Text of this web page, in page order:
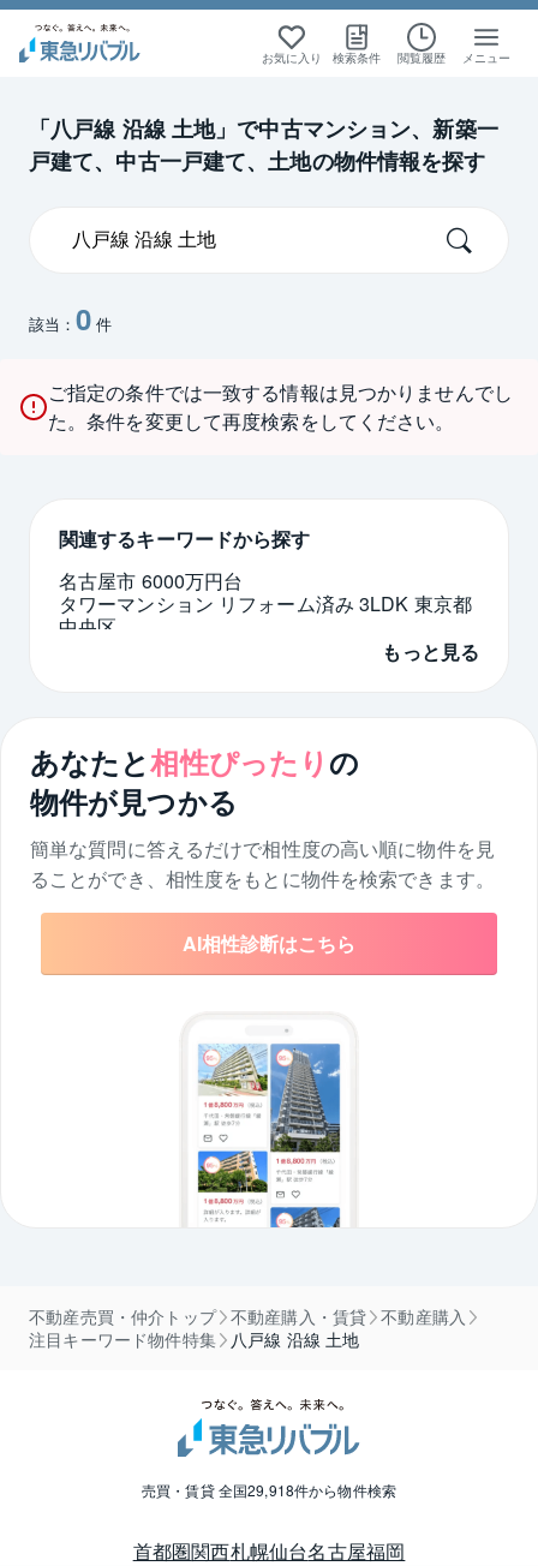
お気に入り 検索条件 閲覧履歴 メニュー
「八戸線 沿線 土地」で中古マンション、新築一
戸建て、中古一戸建て、土地の物件情報を探す
該当： 0 件
ご指定の条件では一致する情報は見つかりませんでし
た。条件を変更して再度検索をしてください。
関連するキーワードから探す
名古屋市 6000万円台
タワーマンション リフォーム済み 3LDK 東京都
中央区
京急川崎駅 中古マンション 8000万円以下
神明南 4LDK
千葉県 中古一戸建て リノベーション
もっと見る
あなたと相性ぴったり の
物件が見つかる
簡単な質問に答えるだけで相性度の高い順に物件を 見
ることができ、相性度をもとに物件を検索できます。
AI相性診断はこちら
不動産売買・仲介トップ 不動産購入・賃貸
不動産購入
注目キーワード物件特集
八戸線 沿線 土地
売買・賃貸 全国29,918件から物件検索
首都圏関西札幌仙台名古屋福岡